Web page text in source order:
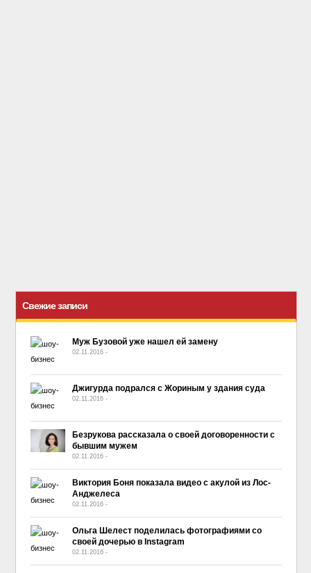
Свежие записи
Муж Бузовой уже нашел ей замену
02.11.2016 -
Джигурда подрался с Жориным у здания суда
02.11.2016 -
Безрукова рассказала о своей договоренности с
бывшим мужем
02.11.2016 -
Виктория Боня показала видео с акулой из Лос-
Анджелеса
02.11.2016 -
Ольга Шелест поделилась фотографиями со
своей дочерью в Instagram
02.11.2016 -